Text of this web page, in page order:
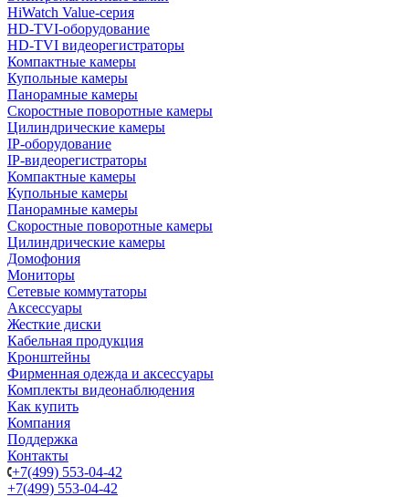
HiWatch Value-серия
HD-TVI-оборудование
HD-TVI видеорегистраторы
Компактные камеры
Купольные камеры
Панорамные камеры
Скоростные поворотные камеры
Цилиндрические камеры
IP-оборудование
IP-видеорегистраторы
Компактные камеры
Купольные камеры
Панорамные камеры
Скоростные поворотные камеры
Цилиндрические камеры
Домофония
Мониторы
Сетевые коммутаторы
Аксессуары
Жесткие диски
Кабельная продукция
Кронштейны
Фирменная одежда и аксессуары
Комплекты видеонаблюдения
Как купить
Компания
Поддержка
Контакты
+7(499) 553-04-42
+7(499) 553-04-42